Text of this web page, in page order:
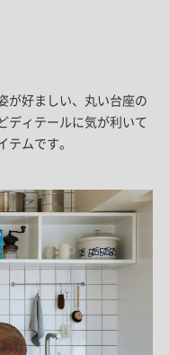
が好ましい、丸い台座の
ディテールに気が利いて
ムです。